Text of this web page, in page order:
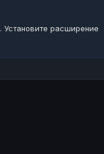
ETC - $
Установите расширение